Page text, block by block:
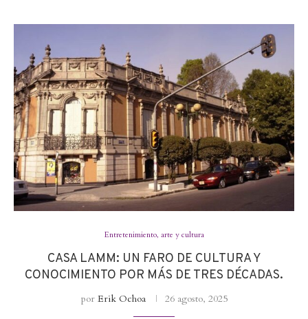
Entretenimiento, arte y cultura
CASA LAMM: UN FARO DE CULTURA Y
CONOCIMIENTO POR MÁS DE TRES DÉCADAS.
por Erik Ochoa 26 agosto, 2025